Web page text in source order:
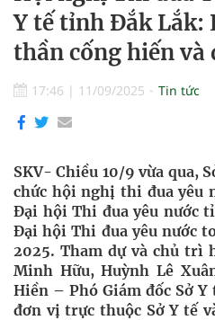
Y tế tỉnh Đắk Lắk:
thần cống hiến và
17:46 | 11/09/2025 Tin tức
SKV- Chiều 10/9 vừa qua,
chức hội nghị thi đua yêu
Đại hội Thi đua yêu nước
Đại hội Thi đua yêu nước
2025. Tham dự và chủ trì
Minh Hữu, Huỳnh Lê
Hiền – Phó Giám đốc Sở
đơn vị trực thuộc Sở Y tế